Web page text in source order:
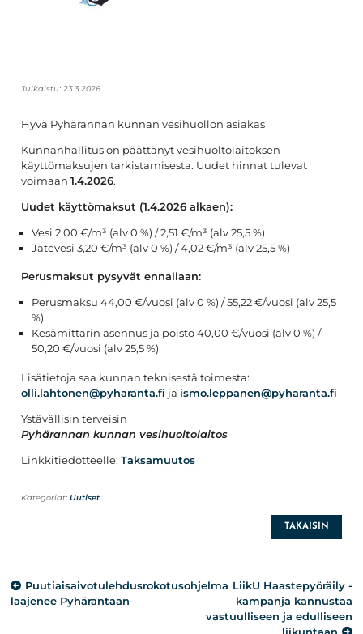
Julkaistu: 23.3.2026
Hyvä Pyhärannan kunnan vesihuollon asiakas
Kunnanhallitus on päättänyt vesihuoltolaitoksen
käyttömaksujen tarkistamisesta. Uudet hinnat tulevat
voimaan 1.4.2026.
Uudet käyttömaksut (1.4.2026 alkaen):
Vesi 2,00 €/m³ (alv 0 %) / 2,51 €/m³ (alv 25,5 %)
Jätevesi 3,20 €/m³ (alv 0 %) / 4,02 €/m³ (alv 25,5 %)
Perusmaksut pysyvät ennallaan:
Perusmaksu 44,00 €/vuosi (alv 0 %) / 55,22 €/vuosi (alv 25,5
%)
Kesämittarin asennus ja poisto 40,00 €/vuosi (alv 0 %) /
50,20 €/vuosi (alv 25,5 %)
Lisätietoja saa kunnan teknisestä toimesta:
olli.lahtonen@pyharanta.fi ja ismo.leppanen@pyharanta.fi
Ystävällisin terveisin
Pyhärannan kunnan vesihuoltolaitos
Linkkitiedotteelle: Taksamuutos
Kategoriat: Uutiset
TAKAISIN
Artikkelien
selaus
Puutiaisaivotulehdusrokotusohjelma
laajenee Pyhärantaan
LiikU Haastepyöräily -
kampanja kannustaa
vastuulliseen ja edulliseen